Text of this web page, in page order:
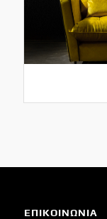
ΕΠΙΚΟΙΝΩΝΙΑ